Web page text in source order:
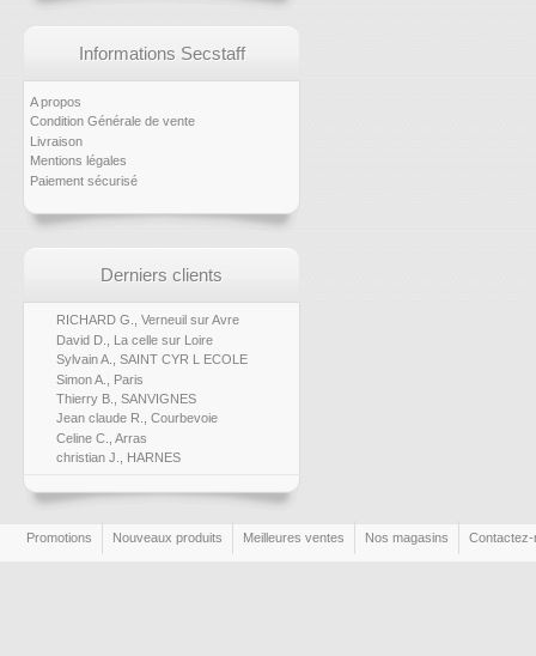
Informations Secstaff
A propos
Condition Générale de vente
Livraison
Mentions légales
Paiement sécurisé
Derniers clients
RICHARD G., Verneuil sur Avre
David D., La celle sur Loire
Sylvain A., SAINT CYR L ECOLE
Simon A., Paris
Thierry B., SANVIGNES
Jean claude R., Courbevoie
Celine C., Arras
christian J., HARNES
Promotions Nouveaux produits Meilleures ventes Nos magasins Contactez-